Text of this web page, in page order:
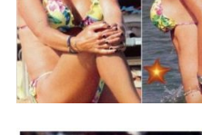
Συνταγές
Συμβουλές
Διατροφής
Υγεία – Ψυχολογία